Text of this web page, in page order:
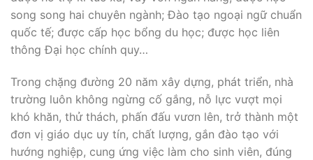
song song hai chuyên ngành; Đào tạo ngoại ngữ chuẩn
quốc tế; được cấp học bổng du học; được học liên
thông Đại học chính quy…
Trong chặng đường 20 năm xây dựng, phát triển, nhà
trường luôn không ngừng cố gắng, nỗ lực vượt mọi
khó khăn, thử thách, phấn đấu vươn lên, trở thành một
đơn vị giáo dục uy tín, chất lượng, gắn đào tạo với
hướng nghiệp, cung ứng việc làm cho sinh viên, đúng